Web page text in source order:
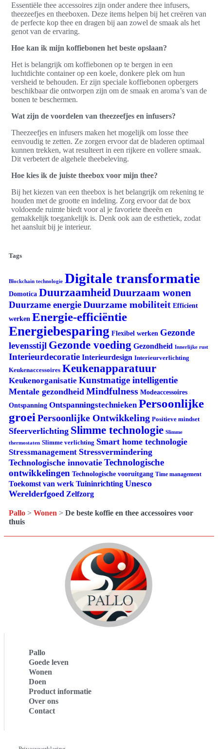
Essentiële thee accessoires zijn onder andere thee infusers,
theezeefjes en theeboxen. Deze items helpen bij het creëren van
de perfecte kop thee en dragen bij aan zowel de smaak als het
genot van de ervaring.
Hoe kan ik mijn koffiebonen het beste opslaan?
Het is belangrijk om koffiebonen op te bergen in een
luchtdichte container op een koele, donkere plek om hun
versheid te behouden. Er zijn speciale koffiebonen opbergers
beschikbaar die ontworpen zijn om de smaak en aroma’s van de
bonen te beschermen.
Wat zijn de voordelen van theezeefjes en infusers?
Theezeefjes en infusers maken het mogelijk om losse thee
eenvoudig te zetten. Ze zorgen ervoor dat de bladeren optimaal
kunnen trekken, wat resulteert in een rijkere en vollere smaak.
Dit verbetert de algehele theebeleving.
Hoe kies ik de juiste theebox voor mijn thee?
Bij het kiezen van een theebox is het belangrijk om rekening te
houden met de grootte en indeling. Zorg ervoor dat de box
voldoende ruimte biedt voor al je favoriete theeën en
gemakkelijk toegankelijk is. Denk ook aan de esthetiek, zodat
het aansluit bij je interieur.
Tags
Blockchain technologie Digitale transformatie
Domotica Duurzaamheid Duurzaam wonen
Duurzame energieDuurzame mobiliteit Efficient
werken Energie-efficiëntie
Energiebesparing Flexibel werken Gezonde
levensstijl Gezonde voeding Gezondheid Innerlijke rust
Interieurdecoratie Interieurdesign Interieurverlichting
Keukenaccessoires Keukenapparatuur
Keukenorganisatie Kunstmatige intelligentie
Mentale gezondheid Mindfulness Modeaccessoires
Ontspanning Ontspanningstechnieken Persoonlijke
groei Persoonlijke Ontwikkeling Positieve mindset
Sfeerverlichting Slimme technologie Slimme
thermostaten Slimme verlichting Smart home technologie
Stressmanagement Stressvermindering
Technologische innovatie Technologische
ontwikkelingen Technologische vooruitgang Time management
Toekomst van werk Tuininrichting Unesco
Werelderfgoed Zelfzorg
Pallo > Wonen > De beste koffie en thee accessoires voor
thuis
Pallo
Goede leven
Wonen
Doen
Product informatie
Over ons
Contact